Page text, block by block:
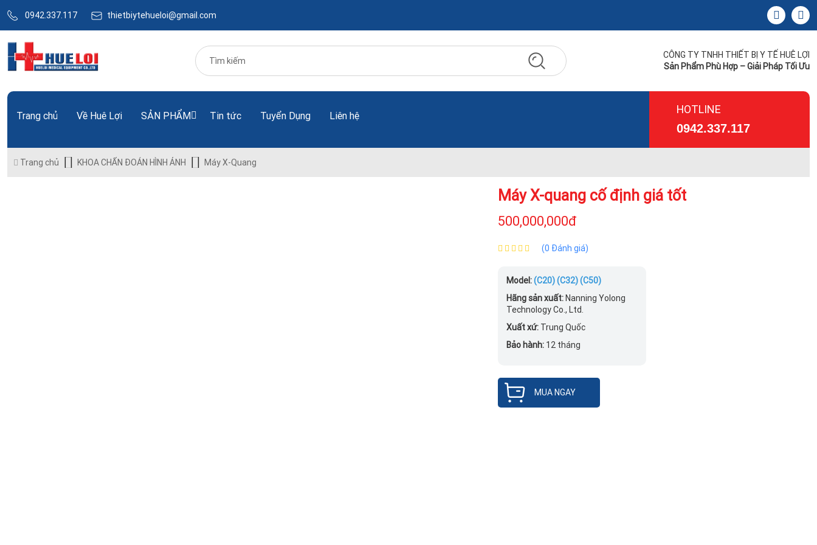
0942.337.117 thietbiytehueloi@gmail.com
CÔNG TY TNHH THIẾT BỊ Y TẾ HUÊ LỢI
Sản Phẩm Phù Hợp – Giải Pháp Tối Ưu
Trang chủ Về Huê Lợi SẢN PHẨM Tin tức Tuyển Dụng Liên hệ HOTLINE
0942.337.117
Trang chủ KHOA CHẨN ĐOÁN HÌNH ẢNH Máy X-Quang
Máy X-quang cố định giá tốt
500,000,000đ
(0 Đánh giá)
Model:(C20) (C32) (C50)
Hãng sản xuất:Nanning Yolong
Technology Co., Ltd.
Xuất xứ: Trung Quốc
Bảo hành: 12 tháng
MUA NGAY